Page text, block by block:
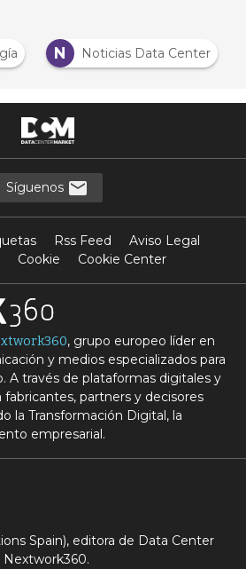
N Noticias Data Center
Síguenos
Rss Feed
Aviso Legal
Cookie Cookie Center
, grupo europeo líder en
y medios especializados para
A través de plataformas digitales y
partners y decisores
la Transformación Digital, la
empresarial.
Spain), editora de Data Center